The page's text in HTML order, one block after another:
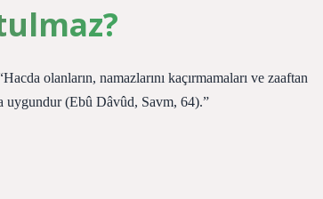
olanların, namazlarını kaçırmamaları ve zaaftan
uygundur (Ebû Dâvûd, Savm, 64).”